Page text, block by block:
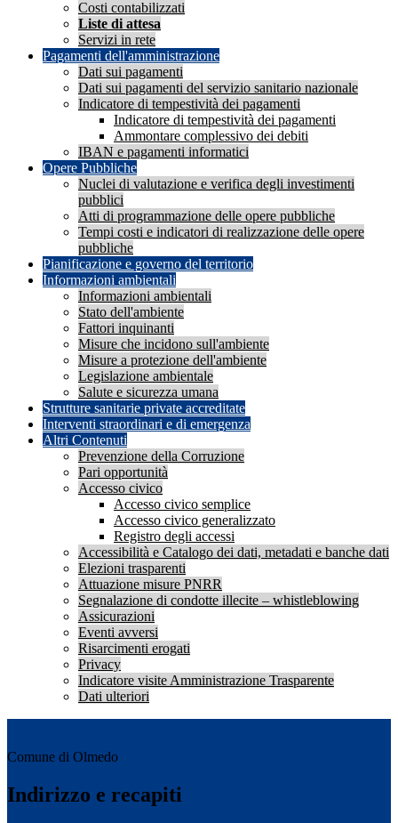
Costi contabilizzati
Liste di attesa
Servizi in rete
Pagamenti dell'amministrazione
Dati sui pagamenti
Dati sui pagamenti del servizio sanitario nazionale
Indicatore di tempestività dei pagamenti
Indicatore di tempestività dei pagamenti
Ammontare complessivo dei debiti
IBAN e pagamenti informatici
Opere Pubbliche
Nuclei di valutazione e verifica degli investimenti
pubblici
Atti di programmazione delle opere pubbliche
Tempi costi e indicatori di realizzazione delle opere
pubbliche
Pianificazione e governo del territorio
Informazioni ambientali
Informazioni ambientali
Stato dell'ambiente
Fattori inquinanti
Misure che incidono sull'ambiente
Misure a protezione dell'ambiente
Legislazione ambientale
Salute e sicurezza umana
Strutture sanitarie private accreditate
Interventi straordinari e di emergenza
Altri Contenuti
Prevenzione della Corruzione
Pari opportunità
Accesso civico
Accesso civico semplice
Accesso civico generalizzato
Registro degli accessi
Accessibilità e Catalogo dei dati, metadati e banche dati
Elezioni trasparenti
Attuazione misure PNRR
Segnalazione di condotte illecite – whistleblowing
Assicurazioni
Eventi avversi
Risarcimenti erogati
Privacy
Indicatore visite Amministrazione Trasparente
Dati ulteriori
Comune di Olmedo
Indirizzo e recapiti